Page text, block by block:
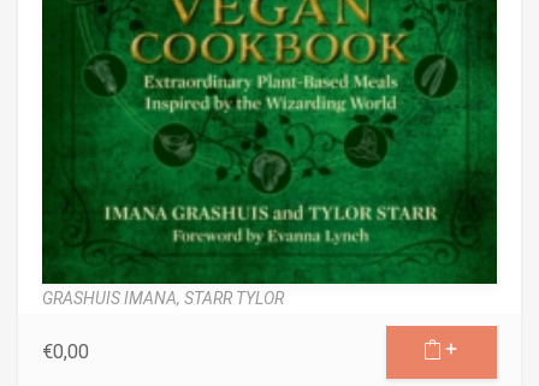
GRASHUIS IMANA, STARR TYLOR
€0,00